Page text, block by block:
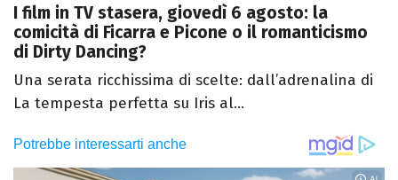
I film in TV stasera, giovedì 6 agosto: la
comicità di Ficarra e Picone o il romanticismo
di Dirty Dancing?
Una serata ricchissima di scelte: dall’adrenalina di
La tempesta perfetta su Iris al...